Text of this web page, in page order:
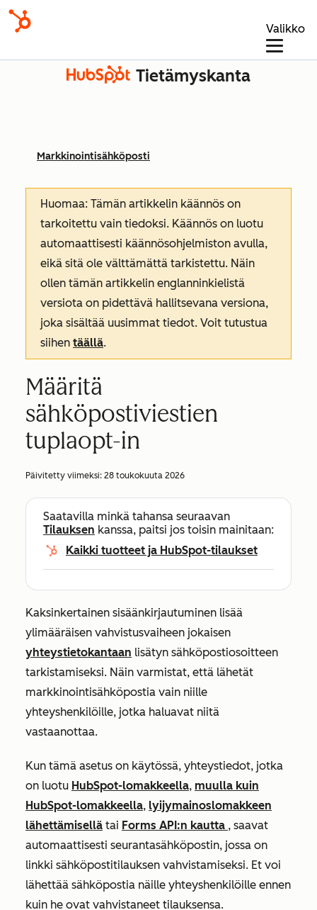
Valikko
Tietämyskanta
Markkinointisähköposti
Huomaa: Tämän artikkelin käännös on
tarkoitettu vain tiedoksi. Käännös on luotu
automaattisesti käännösohjelmiston avulla,
eikä sitä ole välttämättä tarkistettu. Näin
ollen tämän artikkelin englanninkielistä
versiota on pidettävä hallitsevana versiona,
joka sisältää uusimmat tiedot. Voit tutustua
siihen täällä.
Määritä
sähköpostiviestien
tuplaopt-in
Päivitetty viimeksi: 28 toukokuuta 2026
Saatavilla minkä tahansa seuraavan
Tilauksen kanssa, paitsi jos toisin mainitaan:
Kaikki tuotteet ja HubSpot-tilaukset
Kaksinkertainen sisäänkirjautuminen lisää
ylimääräisen vahvistusvaiheen jokaisen
yhteystietokantaan lisätyn sähköpostiosoitteen
tarkistamiseksi. Näin varmistat, että lähetät
markkinointisähköpostia vain niille
yhteyshenkilöille, jotka haluavat niitä
vastaanottaa.
Kun tämä asetus on käytössä, yhteystiedot, jotka
on luotu HubSpot-lomakkeella, muulla kuin
HubSpot-lomakkeella, lyijymainoslomakkeen
lähettämisellä tai Forms API:n kautta , saavat
automaattisesti seurantasähköpostin, jossa on
linkki sähköpostitilauksen vahvistamiseksi. Et voi
lähettää sähköpostia näille yhteyshenkilöille ennen
kuin he ovat vahvistaneet tilauksensa.